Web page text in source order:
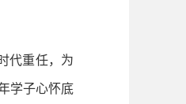
代重任，为
学子心怀底